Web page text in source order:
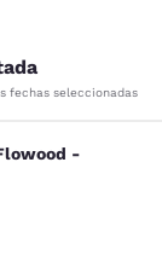
fechas seleccionadas
Flowood
-
857 reseñas